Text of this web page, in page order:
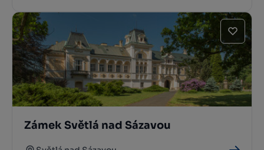
Zámek Světlá nad Sázavou